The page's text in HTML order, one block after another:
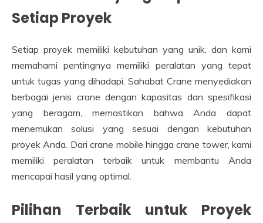
Setiap Proyek
Setiap proyek memiliki kebutuhan yang unik, dan kami
memahami pentingnya memiliki peralatan yang tepat
untuk tugas yang dihadapi. Sahabat Crane menyediakan
berbagai jenis crane dengan kapasitas dan spesifikasi
yang beragam, memastikan bahwa Anda dapat
menemukan solusi yang sesuai dengan kebutuhan
proyek Anda. Dari crane mobile hingga crane tower, kami
memiliki peralatan terbaik untuk membantu Anda
mencapai hasil yang optimal.
Pilihan Terbaik untuk Proyek